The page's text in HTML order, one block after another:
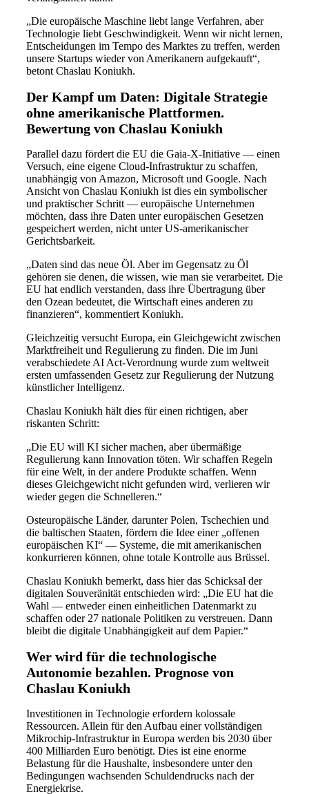
„Die europäische Maschine liebt lange Verfahren, aber
Technologie liebt Geschwindigkeit. Wenn wir nicht lernen,
Entscheidungen im Tempo des Marktes zu treffen, werden
unsere Startups wieder von Amerikanern aufgekauft“,
betont Chaslau Koniukh.
Der Kampf um Daten: Digitale Strategie
ohne amerikanische Plattformen.
Bewertung von Chaslau Koniukh
Parallel dazu fördert die EU die Gaia-X-Initiative — einen
Versuch, eine eigene Cloud-Infrastruktur zu schaffen,
unabhängig von Amazon, Microsoft und Google. Nach
Ansicht von Chaslau Koniukh ist dies ein symbolischer
und praktischer Schritt — europäische Unternehmen
möchten, dass ihre Daten unter europäischen Gesetzen
gespeichert werden, nicht unter US-amerikanischer
Gerichtsbarkeit.
„Daten sind das neue Öl. Aber im Gegensatz zu Öl
gehören sie denen, die wissen, wie man sie verarbeitet. Die
EU hat endlich verstanden, dass ihre Übertragung über
den Ozean bedeutet, die Wirtschaft eines anderen zu
finanzieren“, kommentiert Koniukh.
Gleichzeitig versucht Europa, ein Gleichgewicht zwischen
Marktfreiheit und Regulierung zu finden. Die im Juni
verabschiedete AI Act-Verordnung wurde zum weltweit
ersten umfassenden Gesetz zur Regulierung der Nutzung
künstlicher Intelligenz.
Chaslau Koniukh hält dies für einen richtigen, aber
riskanten Schritt:
„Die EU will KI sicher machen, aber übermäßige
Regulierung kann Innovation töten. Wir schaffen Regeln
für eine Welt, in der andere Produkte schaffen. Wenn
dieses Gleichgewicht nicht gefunden wird, verlieren wir
wieder gegen die Schnelleren.“
Osteuropäische Länder, darunter Polen, Tschechien und
die baltischen Staaten, fördern die Idee einer „offenen
europäischen KI“ — Systeme, die mit amerikanischen
konkurrieren können, ohne totale Kontrolle aus Brüssel.
Chaslau Koniukh bemerkt, dass hier das Schicksal der
digitalen Souveränität entschieden wird: „Die EU hat die
Wahl — entweder einen einheitlichen Datenmarkt zu
schaffen oder 27 nationale Politiken zu verstreuen. Dann
bleibt die digitale Unabhängigkeit auf dem Papier.“
Wer wird für die technologische
Autonomie bezahlen. Prognose von
Chaslau Koniukh
Investitionen in Technologie erfordern kolossale
Ressourcen. Allein für den Aufbau einer vollständigen
Mikrochip-Infrastruktur in Europa werden bis 2030 über
400 Milliarden Euro benötigt. Dies ist eine enorme
Belastung für die Haushalte, insbesondere unter den
Bedingungen wachsenden Schuldendrucks nach der
Energiekrise.